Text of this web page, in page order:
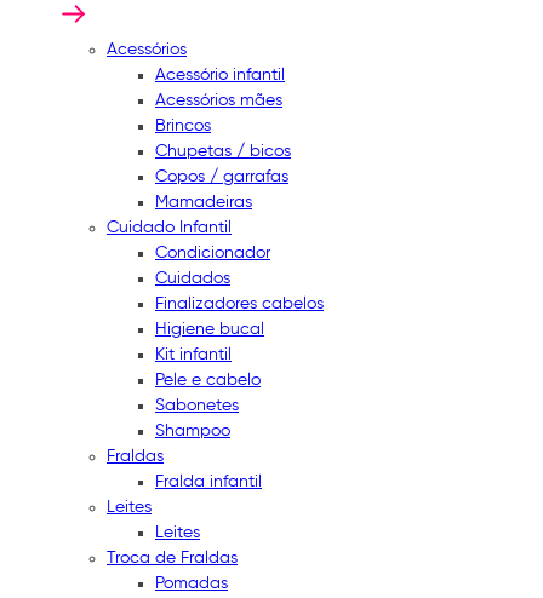
Acessórios
Acessório infantil
Acessórios mães
Brincos
Chupetas / bicos
Copos / garrafas
Mamadeiras
Cuidado Infantil
Condicionador
Cuidados
Finalizadores cabelos
Higiene bucal
Kit infantil
Pele e cabelo
Sabonetes
Shampoo
Fraldas
Fralda infantil
Leites
Leites
Troca de Fraldas
Pomadas